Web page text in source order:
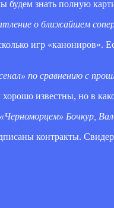
будем знать полную
о ближайшем
игр «канониров».
по сравнению с
известны, но в
Бочкур,
контракты.